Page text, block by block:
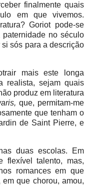
finalmente quais
em que vivemos.
Goriot pode-se
no século
sós para a descrição
mais este longa
realista, sejam quais
produz em literatura
que, permitam-me
que tenham o
de Saint Pierre, e
duas escolas. Em
flexível talento, mas,
romances em que
que chorou, amou,